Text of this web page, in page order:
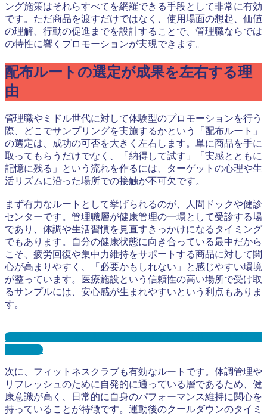
ング施策はそれらすべてを網羅できる手段として非常に有効
です。ただ商品を渡すだけではなく、使用場面の想起、価値
の理解、行動の促進までを設計することで、管理職ならでは
の特性に響くプロモーションが実現できます。
配布ルートの選定が成果を左右する理
由
管理職やミドル世代に対して体験型のプロモーションを行う
際、どこでサンプリングを実施するかという「配布ルート」
の選定は、成功の可否を大きく左右します。単に商品を手に
取ってもらうだけでなく、「納得して試す」「実感とともに
記憶に残る」という流れを作るには、ターゲットの心理や生
活リズムに沿った場所での接触が不可欠です。
まず有力なルートとして挙げられるのが、人間ドックや健診
センターです。管理職層が健康管理の一環として受診する場
であり、体調や生活習慣を見直すきっかけになるタイミング
でもあります。自分の健康状態に向き合っている最中だから
こそ、疲労回復や集中力維持をサポートする商品に対して関
心が高まりやすく、「必要かもしれない」と感じやすい環境
が整っています。医療施設という信頼性の高い場所で受け取
るサンプルには、安心感が生まれやすいという利点もありま
す。
人間ドック・健康診断サンプリングとは？メリット３選と事
例を紹介
次に、フィットネスクラブも有効なルートです。体調管理や
リフレッシュのために自発的に通っている層であるため、健
康意識が高く、日常的に自身のパフォーマンス維持に関心を
持っていることが特徴です。運動後のクールダウンのタイミ